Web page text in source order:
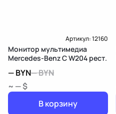
Артикул:12160
Монитор мультимедиа
Mercedes-Benz C W204 рест.
—BYN—BYN
~ — $
В корзину